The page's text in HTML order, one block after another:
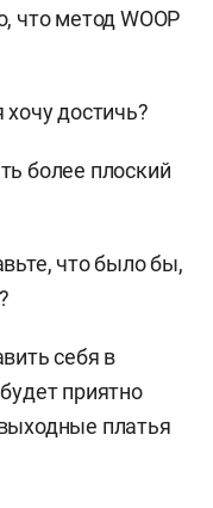
что метод WOOP
достичь?
более плоский
что было бы,
себя в
приятно
платья